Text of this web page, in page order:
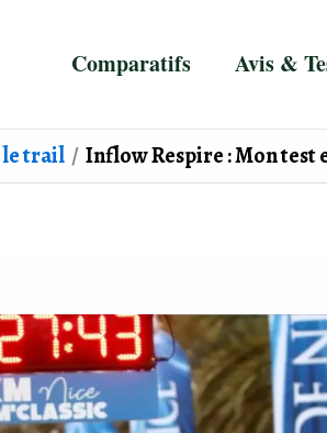
Comparatifs Avis &
le trail Inflow Respire : Mon test